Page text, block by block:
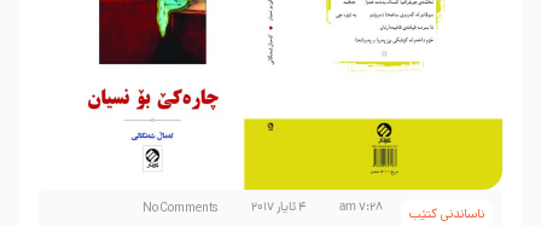
ناساندنی کتێب 7:28 am 4 ئایار 2017 No Comments